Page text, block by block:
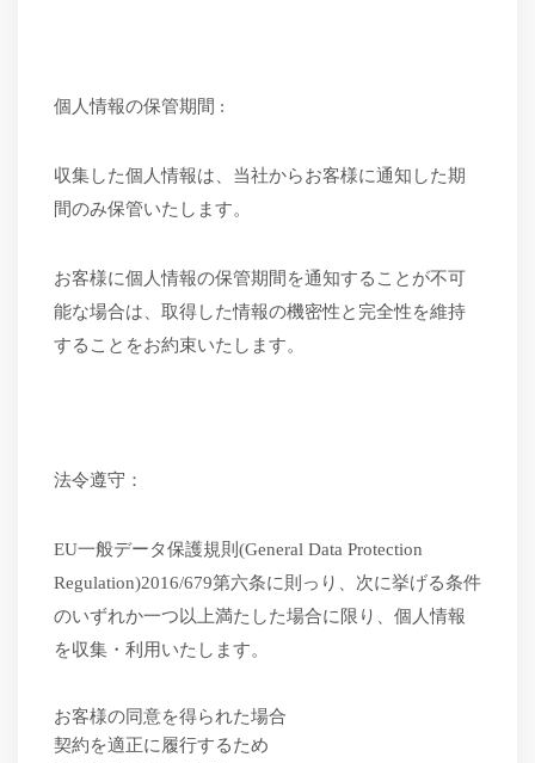
個人情報の保管期間 :
収集した個人情報は、当社からお客様に通知した期
間のみ保管いたします。
お客様に個人情報の保管期間を通知することが不可
能な場合は、取得した情報の機密性と完全性を維持
することをお約束いたします。
法令遵守：
EU一般データ保護規則(General Data Protection
Regulation)2016/679第六条に則っり、次に挙げる条件
のいずれか一つ以上満たした場合に限り、個人情報
を収集・利用いたします。
お客様の同意を得られた場合
契約を適正に履行するため